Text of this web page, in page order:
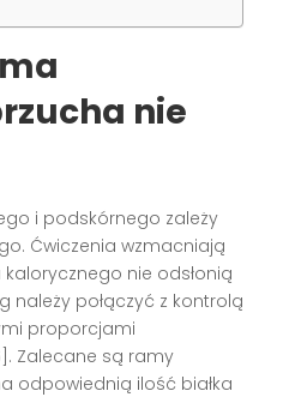
nie
i podskórnego zależy
Ćwiczenia wzmacniają
nie odsłonią
należy połączyć z kontrolą
proporcjami
Zalecane są ramy
odpowiednią ilość białka